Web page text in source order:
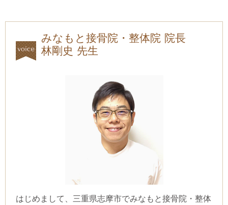
みなもと接骨院・整体院 院長
林剛史 先生
はじめまして、三重県志摩市でみなもと接骨院・整体